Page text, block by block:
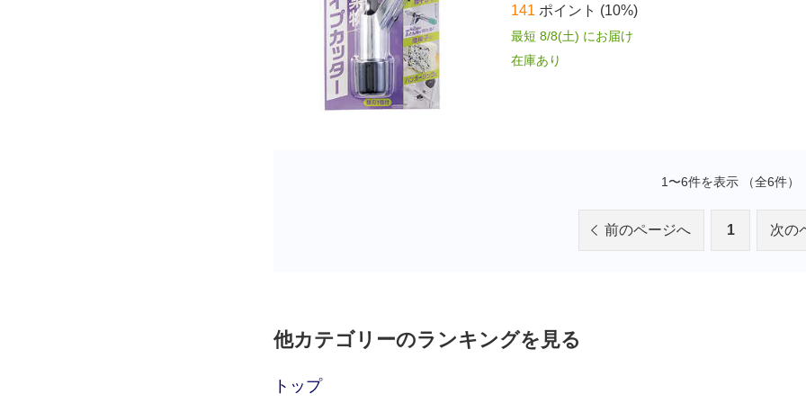
141 ポイント (10%)
最短 8/8(土) にお届け
在庫あり
1〜6件を表示 （全6件）
前のページへ 1 次の
他カテゴリーのランキングを見る
トップ